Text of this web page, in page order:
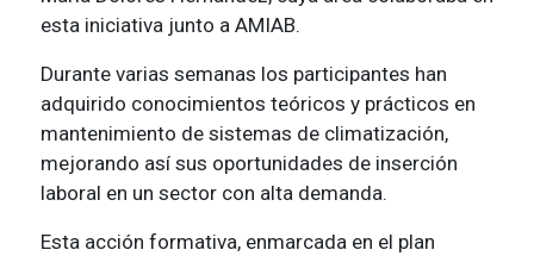
esta iniciativa junto a AMIAB.
Durante varias semanas los participantes han
adquirido conocimientos teóricos y prácticos en
mantenimiento de sistemas de climatización,
mejorando así sus oportunidades de inserción
laboral en un sector con alta demanda.
Esta acción formativa, enmarcada en el plan